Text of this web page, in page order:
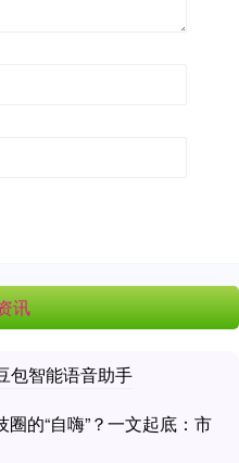
讯
包智能语音助手
的“自嗨”？一文起底：市